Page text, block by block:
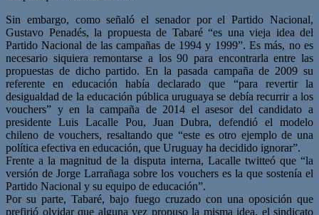
Sin embargo, como señaló el senador por el Partido Nacional,
Gustavo Penadés, la propuesta de Tabaré “es una vieja idea del
Partido Nacional de las campañas de 1994 y 1999”. Es más, no es
necesario siquiera remontarse a los 90 para encontrarla entre las
propuestas de dicho partido. En la pasada campaña de 2009 su
referente en educación había declarado que “para revertir la
desigualdad de la educación pública uruguaya se debía recurrir a los
vouchers” y en la campaña de 2014 el asesor del candidato a
presidente Luis Lacalle Pou, Juan Dubra, defendió el modelo
chileno de vouchers, resaltando que “este es otro ejemplo de una
política efectiva en educación, que Uruguay ha decidido ignorar”.
Frente a la magnitud de la disputa interna, Lacalle twitteó que “la
versión de Jorge Larrañaga sobre los vouchers es la que sostenía el
Partido Nacional y su equipo de educación”.
Por su parte, Tabaré, bajo fuego cruzado con una oposición que
prefirió olvidar que alguna vez propuso la misma idea, el sindicato